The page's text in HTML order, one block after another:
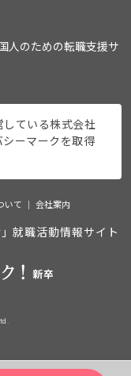
人のための転職支援サ
ている株式会社
ーマークを取得
いて 会社案内
就職活動情報サイト